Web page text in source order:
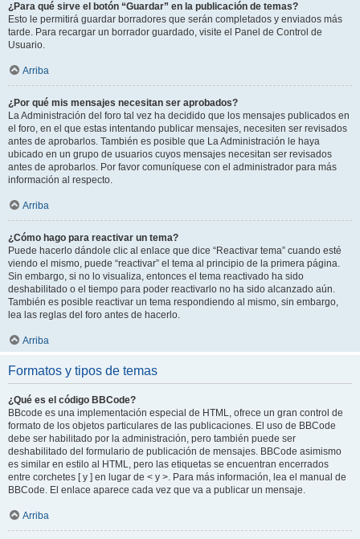
¿Para qué sirve el botón “Guardar” en la publicación de temas?
Esto le permitirá guardar borradores que serán completados y enviados más
tarde. Para recargar un borrador guardado, visite el Panel de Control de
Usuario.
Arriba
¿Por qué mis mensajes necesitan ser aprobados?
La Administración del foro tal vez ha decidido que los mensajes publicados en
el foro, en el que estas intentando publicar mensajes, necesiten ser revisados
antes de aprobarlos. También es posible que La Administración le haya
ubicado en un grupo de usuarios cuyos mensajes necesitan ser revisados
antes de aprobarlos. Por favor comuníquese con el administrador para más
información al respecto.
Arriba
¿Cómo hago para reactivar un tema?
Puede hacerlo dándole clic al enlace que dice “Reactivar tema” cuando esté
viendo el mismo, puede “reactivar” el tema al principio de la primera página.
Sin embargo, si no lo visualiza, entonces el tema reactivado ha sido
deshabilitado o el tiempo para poder reactivarlo no ha sido alcanzado aún.
También es posible reactivar un tema respondiendo al mismo, sin embargo,
lea las reglas del foro antes de hacerlo.
Arriba
Formatos y tipos de temas
¿Qué es el código BBCode?
BBcode es una implementación especial de HTML, ofrece un gran control de
formato de los objetos particulares de las publicaciones. El uso de BBCode
debe ser habilitado por la administración, pero también puede ser
deshabilitado del formulario de publicación de mensajes. BBCode asimismo
es similar en estilo al HTML, pero las etiquetas se encuentran encerrados
entre corchetes [ y ] en lugar de < y >. Para más información, lea el manual de
BBCode. El enlace aparece cada vez que va a publicar un mensaje.
Arriba